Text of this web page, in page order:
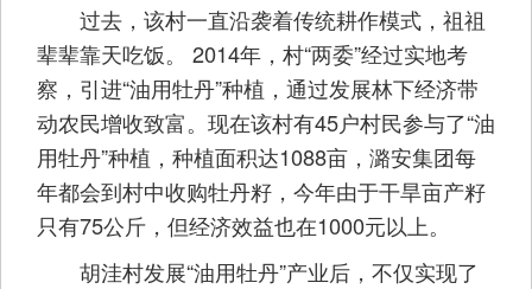
过去，该村一直沿袭着传统耕作模式，祖祖
辈辈靠天吃饭。 2014年，村“两委”经过实地考
察，引进“油用牡丹”种植，通过发展林下经济带
动农民增收致富。现在该村有45户村民参与了“油
用牡丹”种植，种植面积达1088亩，潞安集团每
年都会到村中收购牡丹籽，今年由于干旱亩产籽
只有75公斤，但经济效益也在1000元以上。
胡洼村发展“油用牡丹”产业后，不仅实现了